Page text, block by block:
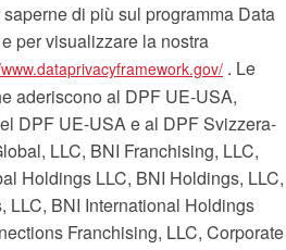
di più sul programma Data
per visualizzare la nostra
. Le
aderiscono al DPF UE-USA,
DPF UE-USA e al DPF Svizzera-
LLC, BNI Franchising, LLC,
Holdings LLC, BNI Holdings, LLC,
LLC, BNI International Holdings
Franchising, LLC, Corporate